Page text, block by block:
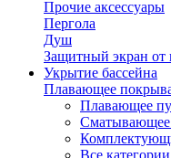
Прочие аксессуары
Пергола
Душ
Защитный экран от
Укрытие бассейна
Плавающее
Плавающее
Сматывающее
Все